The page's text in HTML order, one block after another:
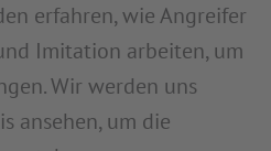
erfahren, wie Angreifer
Imitation arbeiten, um
Wir werden uns
ansehen, um die